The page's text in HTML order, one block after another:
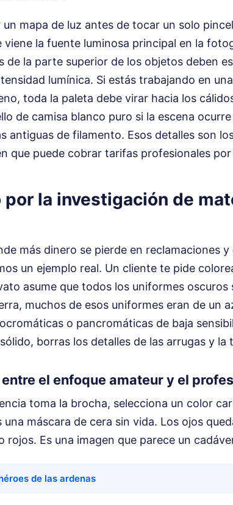
un mapa de luz antes de tocar un solo
la fuente luminosa principal en la
de la parte superior de los objetos deben
lumínica. Si estás trabajando en
toda la paleta debe virar hacia los
de camisa blanco puro si la escena
antiguas de filamento. Esos detalles son
que puede cobrar tarifas profesionales por
por la investigación de
más dinero se pierde en reclamaciones
un ejemplo real. Un cliente te pide
asume que todos los uniformes oscuros
muchos de esos uniformes eran de un
o pancromáticas de baja
borras los detalles de las arrugas y la
el enfoque amateur y el
toma la brocha, selecciona un color
una máscara de cera sin vida. Los ojos
rojos. Es una imagen que parece un
de las ardenas